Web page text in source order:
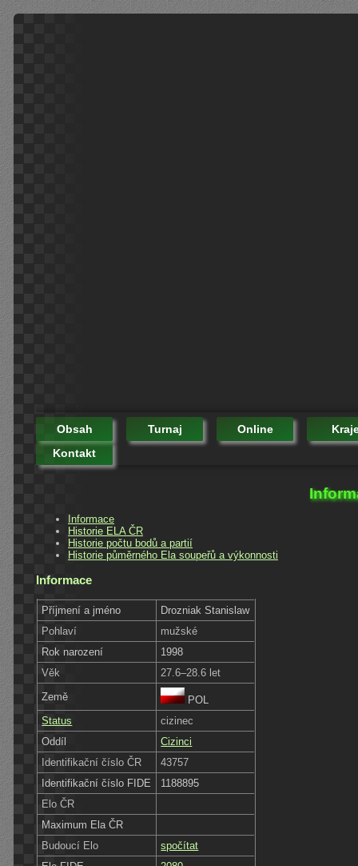
Obsah Turnaj Online
Kontakt
Informace
Historie ELA ČR
Historie počtu bodů a partií
Historie půměrného Ela soupeřů a výkonnosti
Informace
Příjmení a jméno
Drozniak Stanislaw
Pohlaví
mužské
Rok narození
1998
Věk
27.6–28.6 let
Země
POL
Status
cizinec
Oddíl
Cizinci
Identifikační číslo ČR
43757
Identifikační číslo FIDE
1188895
Elo ČR
Maximum Ela ČR
Budoucí Elo
spočítat